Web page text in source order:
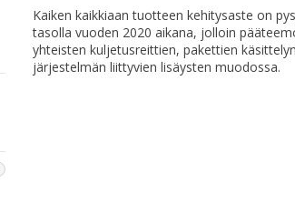
Kaiken kaikkiaan tuotteen kehitysaste on
tasolla vuoden 2020 aikana, jolloin
yhteisten kuljetusreittien, pakettien
järjestelmän liittyvien lisäysten muodossa.